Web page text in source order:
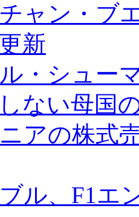
チャン・ブ
新
・シュー
ない母国
アの株式
ル、F1エ